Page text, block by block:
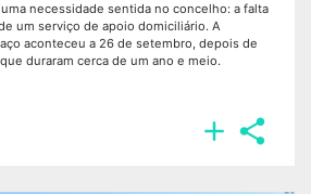
necessidade sentida no concelho: a falta
um serviço de apoio domiciliário. A
aconteceu a 26 de setembro, depois de
duraram cerca de um ano e meio.
 